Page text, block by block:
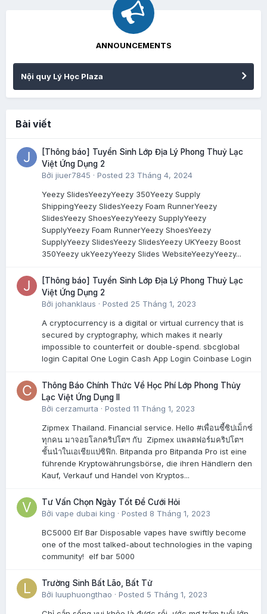
ANNOUNCEMENTS
Nội quy Lý Học Plaza
Bài viết
[Thông báo] Tuyển Sinh Lớp Địa Lý Phong Thuỷ Lạc
Việt Ứng Dụng 2
Bởi jiuer7845 · Posted 23 Tháng 4, 2024
Yeezy SlidesYeezyYeezy 350Yeezy Supply
ShippingYeezy SlidesYeezy Foam RunnerYeezy
SlidesYeezy ShoesYeezyYeezy SupplyYeezy
SupplyYeezy Foam RunnerYeezy ShoesYeezy
SupplyYeezy SlidesYeezy SlidesYeezy UKYeezy Boost
350Yeezy ukYeezyYeezy Slides WebsiteYeezyYeezy...
[Thông báo] Tuyển Sinh Lớp Địa Lý Phong Thuỷ Lạc
Việt Ứng Dụng 2
Bởi johanklaus · Posted 25 Tháng 1, 2023
A cryptocurrency is a digital or virtual currency that is
secured by cryptography, which makes it nearly
impossible to counterfeit or double-spend. sbcglobal
login Capital One Login Cash App Login Coinbase Login
Thông Báo Chính Thức Về Học Phí Lớp Phong Thủy
Lạc Việt Ứng Dụng II
Bởi cerzamurta · Posted 11 Tháng 1, 2023
Zipmex Thailand. Financial service. Hello #เพื่อนซี้ซิปเม็กซ์
ทุกคน มาจอยโลกคริปโตฯ กับ Zipmex แพลตฟอร์มคริปโตฯ
ชั้นนำในเอเชียแปซิฟิก. Bitpanda pro Bitpanda Pro ist eine
führende Kryptowährungsbörse, die ihren Händlern den
Kauf, Verkauf und Handel von Kryptos...
Tư Vấn Chọn Ngày Tốt Để Cưới Hỏi
Bởi vape dubai king · Posted 8 Tháng 1, 2023
BC5000 Elf Bar Disposable vapes have swiftly become
one of the most talked-about technologies in the vaping
community! elf bar 5000
Trường Sinh Bất Lão, Bất Tử
Bởi luuphuongthao · Posted 5 Tháng 1, 2023